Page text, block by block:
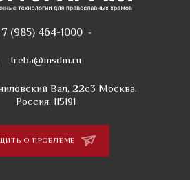
(985) 464-1000
treba@msdm.ru
Вал, 22с3 Москва,
Россия, 115191
О ПРОБЛЕМЕ